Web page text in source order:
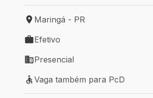
Local de trabalho: Maringá - PR
Maringá - PR
Tipo de vaga: Efetivo
Efetivo
Modelo de trabalho: Presencial
Presencial
Vaga também para PcD
Vaga também para PcD